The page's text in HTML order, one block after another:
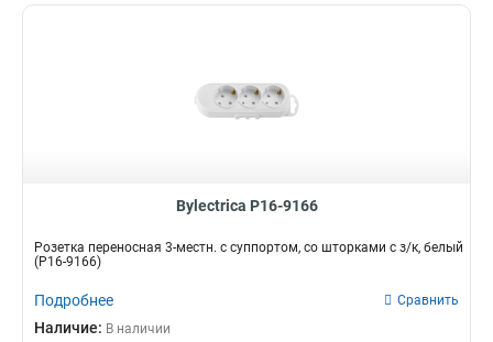
Bylectrica Р16-9166
Розетка переносная 3-местн. с суппортом, со шторками с з/к, белый
(Р16-9166)
Подробнее Сравнить
Наличие: В наличии